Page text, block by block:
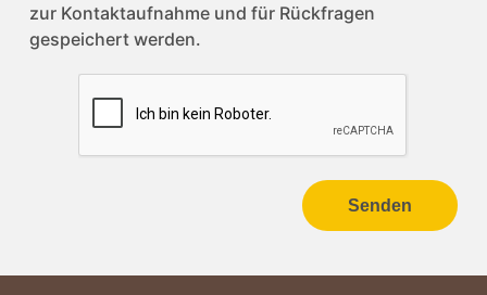
zur Kontaktaufnahme und für Rückfragen
gespeichert werden.